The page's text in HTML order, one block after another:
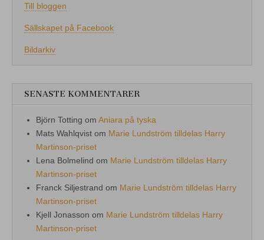
Till bloggen
Sällskapet på Facebook
Bildarkiv
SENASTE KOMMENTARER
Björn Totting om Aniara på tyska
Mats Wahlqvist om Marie Lundström tilldelas Harry
Martinson-priset
Lena Bolmelind om Marie Lundström tilldelas Harry
Martinson-priset
Franck Siljestrand om Marie Lundström tilldelas Harry
Martinson-priset
Kjell Jonasson om Marie Lundström tilldelas Harry
Martinson-priset